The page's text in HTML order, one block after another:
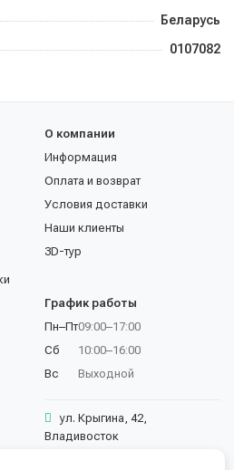
Беларусь
0107082
О компании
Информация
Оплата и возврат
Условия доставки
Наши клиенты
3D-тур
График работы
Пн–Пт
Сб
Вс
09:00–17:00
10:00–16:00
Выходной
ул. Крыгина, 42,
Владивосток